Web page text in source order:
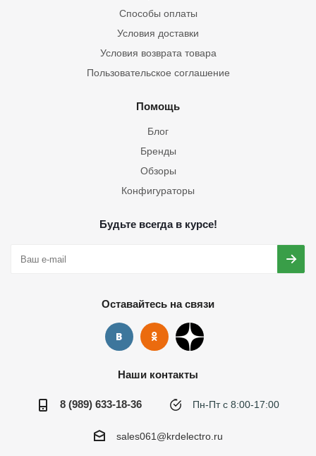
Способы оплаты
Условия доставки
Условия возврата товара
Пользовательское соглашение
Помощь
Блог
Бренды
Обзоры
Конфигураторы
Будьте всегда в курсе!
Оставайтесь на связи
Наши контакты
8 (989) 633-18-36 Пн-Пт с 8:00-17:00
sales061@krdelectro.ru